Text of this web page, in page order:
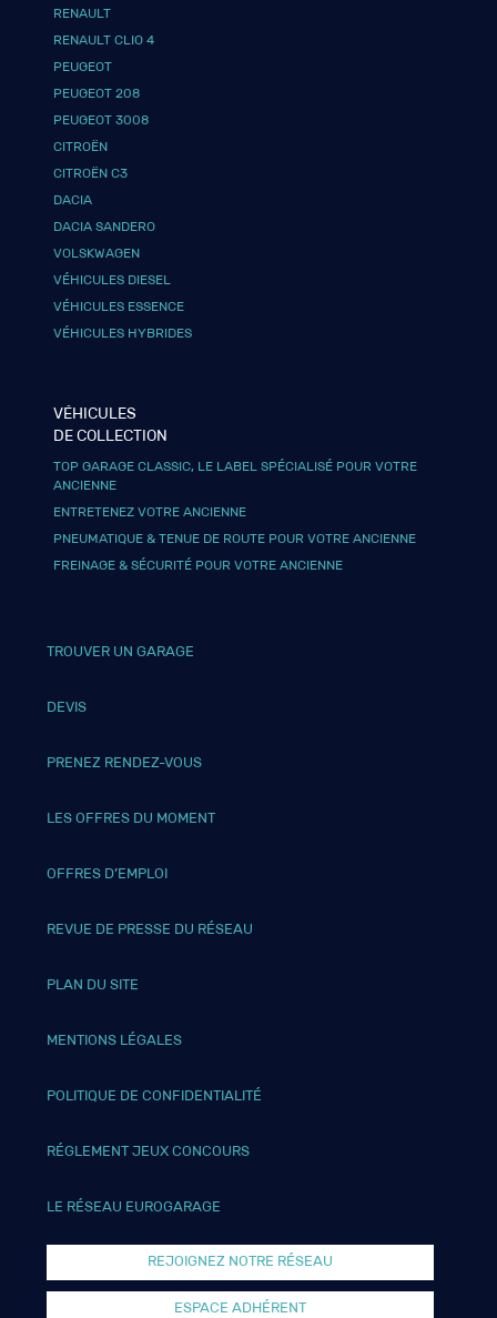
RENAULT
RENAULT CLIO 4
PEUGEOT
PEUGEOT 208
PEUGEOT 3008
CITROËN
CITROËN C3
DACIA
DACIA SANDERO
VOLSKWAGEN
VÉHICULES DIESEL
VÉHICULES ESSENCE
VÉHICULES HYBRIDES
VÉHICULES
DE COLLECTION
TOP GARAGE CLASSIC, LE LABEL SPÉCIALISÉ POUR VOTRE
ANCIENNE
ENTRETENEZ VOTRE ANCIENNE
PNEUMATIQUE & TENUE DE ROUTE POUR VOTRE ANCIENNE
FREINAGE & SÉCURITÉ POUR VOTRE ANCIENNE
TROUVER UN GARAGE
DEVIS
PRENEZ RENDEZ-VOUS
LES OFFRES DU MOMENT
OFFRES D’EMPLOI
REVUE DE PRESSE DU RÉSEAU
PLAN DU SITE
MENTIONS LÉGALES
POLITIQUE DE CONFIDENTIALITÉ
RÉGLEMENT JEUX CONCOURS
LE RÉSEAU EUROGARAGE
REJOIGNEZ NOTRE RÉSEAU
ESPACE ADHÉRENT